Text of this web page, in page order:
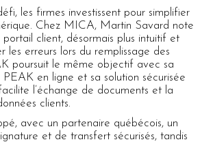
les firmes investissent pour simplifier
Chez MICA, Martin Savard note
portail client, désormais plus intuitif et
les erreurs lors du remplissage des
poursuit le même objectif avec sa
en ligne et sa solution sécurisée
l’échange de documents et la
clients.
avec un partenaire québécois, un
et de transfert sécurisés, tandis